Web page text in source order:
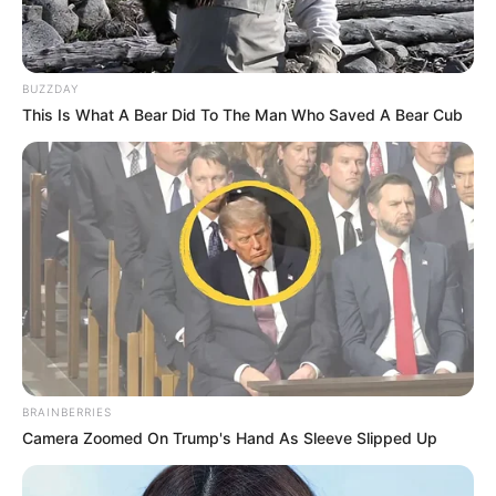
Ende: 21.08.2026 21:30 Uhr
Eintrittspreis: VVK: 10 €
Weitere Informationen:www.gera.de/event/poetry-s
l...
27. Geraer Museumsnacht
Ob Museumsfans, Familien oder Nachtschwärmer –
bei der Geraer Museumsnacht kommt jeder auf
seine Kosten: Museen, Galerien und
Kultureinrichtungen öffnen ihre Türen und laden zu
einem abwechslungsreichen Abend für die ganze
Familie ein.
Stadt/Ort: Gera
Beginn: 22.08.2026 15:00 Uhr
Ende: 22.08.2026 22:00 Uhr
BUZZDAY
This Is What A Bear Did To The Man Who Saved A Bear Cub
BRAINBERRIES
Camera Zoomed On Trump's Hand As Sleeve Slipped Up